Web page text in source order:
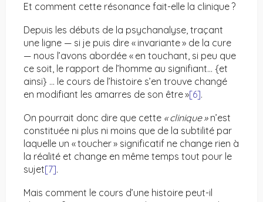
Et comment cette résonance fait-elle la clinique ?
Depuis les débuts de la psychanalyse, traçant
une ligne — si je puis dire « invariante » de la cure
— nous l’avons abordée « en touchant, si peu que
ce soit, le rapport de l’homme au signifiant… {et
ainsi} … le cours de l’histoire s’en trouve changé
en modifiant les amarres de son être »[6].
On pourrait donc dire que cette «clinique»n’est
constituée ni plus ni moins que de la subtilité par
laquelle un « toucher » significatif ne change rien à
la réalité et change en même temps tout pour le
sujet[7].
Mais comment le cours d’une histoire peut-il